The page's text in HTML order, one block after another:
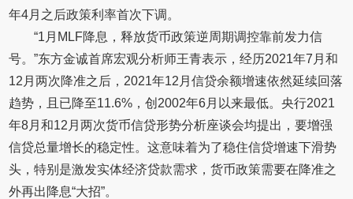
年4月之后政策利率首次下调。
“1月MLF降息，释放货币政策逆周期调控靠前发力信
号。”东方金诚首席宏观分析师王青表示，经历2021年7月和
12月两次降准之后，2021年12月信贷余额增速依然延续回落
趋势，且已降至11.6%，创2002年6月以来最低。央行2021
年8月和12月两次货币信贷形势分析座谈会均提出，要增强
信贷总量增长的稳定性。这意味着为了稳住信贷增速下滑势
头，特别是激发实体经济贷款需求，货币政策需要在降准之
外再出降息“大招”。